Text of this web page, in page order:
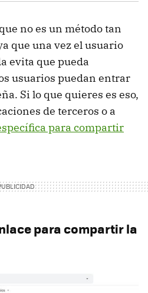
no es un método tan
que una vez el usuario
evita que pueda
usuarios puedan entrar
Si lo que quieres es eso,
de terceros o a
para compartir
para compartir la